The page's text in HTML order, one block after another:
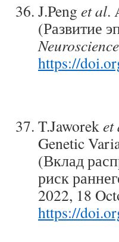
J.Peng et al.
(Развитие
Neuroscience
https://
T.Jaworeket
Genetic
(Вклад
риск
2022, 18
https://